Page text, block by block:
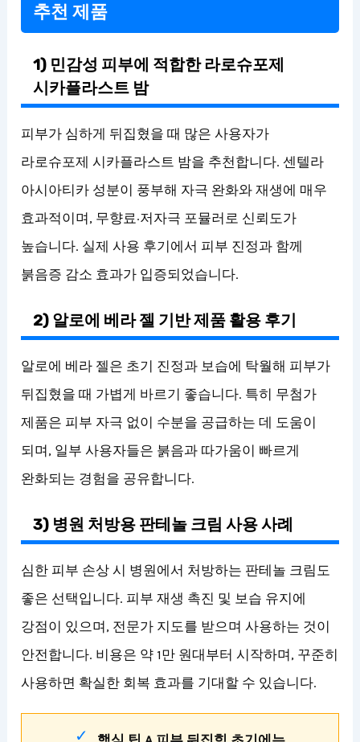
추천 제품
1) 민감성 피부에 적합한 라로슈포제
시카플라스트 밤
피부가 심하게 뒤집혔을 때 많은 사용자가
라로슈포제 시카플라스트 밤을 추천합니다. 센텔라
아시아티카 성분이 풍부해 자극 완화와 재생에 매우
효과적이며, 무향료·저자극 포뮬러로 신뢰도가
높습니다. 실제 사용 후기에서 피부 진정과 함께
붉음증 감소 효과가 입증되었습니다.
2) 알로에 베라 젤 기반 제품 활용 후기
알로에 베라 젤은 초기 진정과 보습에 탁월해 피부가
뒤집혔을 때 가볍게 바르기 좋습니다. 특히 무첨가
제품은 피부 자극 없이 수분을 공급하는 데 도움이
되며, 일부 사용자들은 붉음과 따가움이 빠르게
완화되는 경험을 공유합니다.
3) 병원 처방용 판테놀 크림 사용 사례
심한 피부 손상 시 병원에서 처방하는 판테놀 크림도
좋은 선택입니다. 피부 재생 촉진 및 보습 유지에
강점이 있으며, 전문가 지도를 받으며 사용하는 것이
안전합니다. 비용은 약 1만 원대부터 시작하며, 꾸준히
사용하면 확실한 회복 효과를 기대할 수 있습니다.